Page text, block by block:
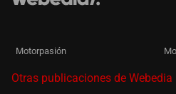
Motorpasión
Otras publicaciones de Webedia